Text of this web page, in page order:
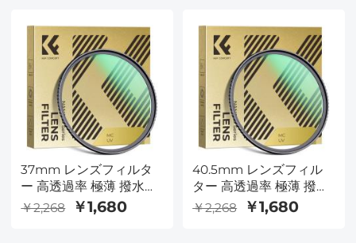
Dazzleシリーズ）
Dazzleシリーズ）
37mm レンズフィルタ
ー 高透過率 極薄 撥水防
汚 AGC日本製光学ガラ
￥2,268 ￥1,680
40.5mm レンズフィル
ター 高透過率 極薄 撥水
防汚 AGC日本製光学ガ
￥2,268 ￥1,680